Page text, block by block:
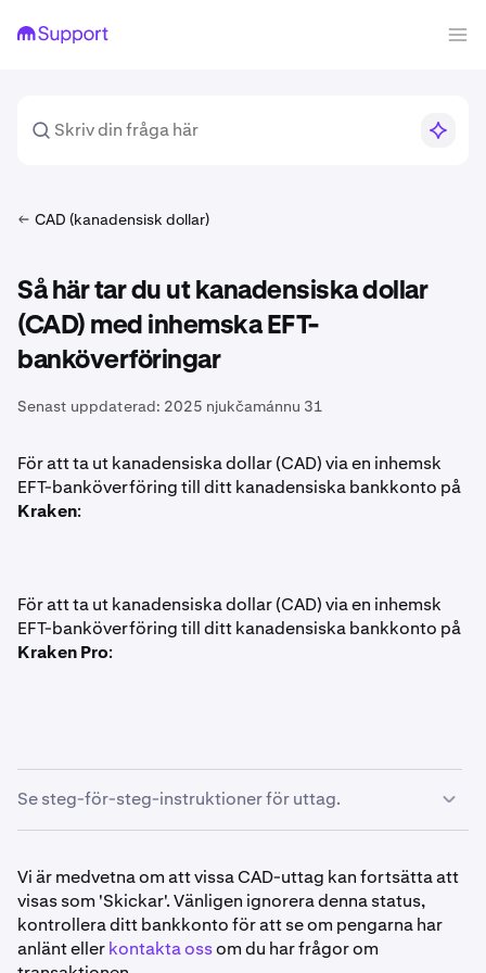
CAD (kanadensisk dollar)
Så här tar du ut kanadensiska dollar
(CAD) med inhemska EFT-
banköverföringar
Senast uppdaterad: 2025 njukčamánnu 31
För att ta ut kanadensiska dollar (CAD) via en inhemsk
EFT-banköverföring till ditt kanadensiska bankkonto på
Kraken:
För att ta ut kanadensiska dollar (CAD) via en inhemsk
EFT-banköverföring till ditt kanadensiska bankkonto på
Kraken Pro:
Se steg-för-steg-instruktioner för uttag.
Kontrollera att ditt konto uppfyller kraven.
2 Navigera tillStartsidanoch klicka på knappenTa ut
3 Sök efterkanadensiska dollar (CAD)och klicka på
Vi är medvetna om att vissa CAD-uttag kan fortsätta att
visas som 'Skickar'. Vänligen ignorera denna status,
kontrollera ditt bankkonto för att se om pengarna har
anlänt ellerkontakta ossom du har frågor om